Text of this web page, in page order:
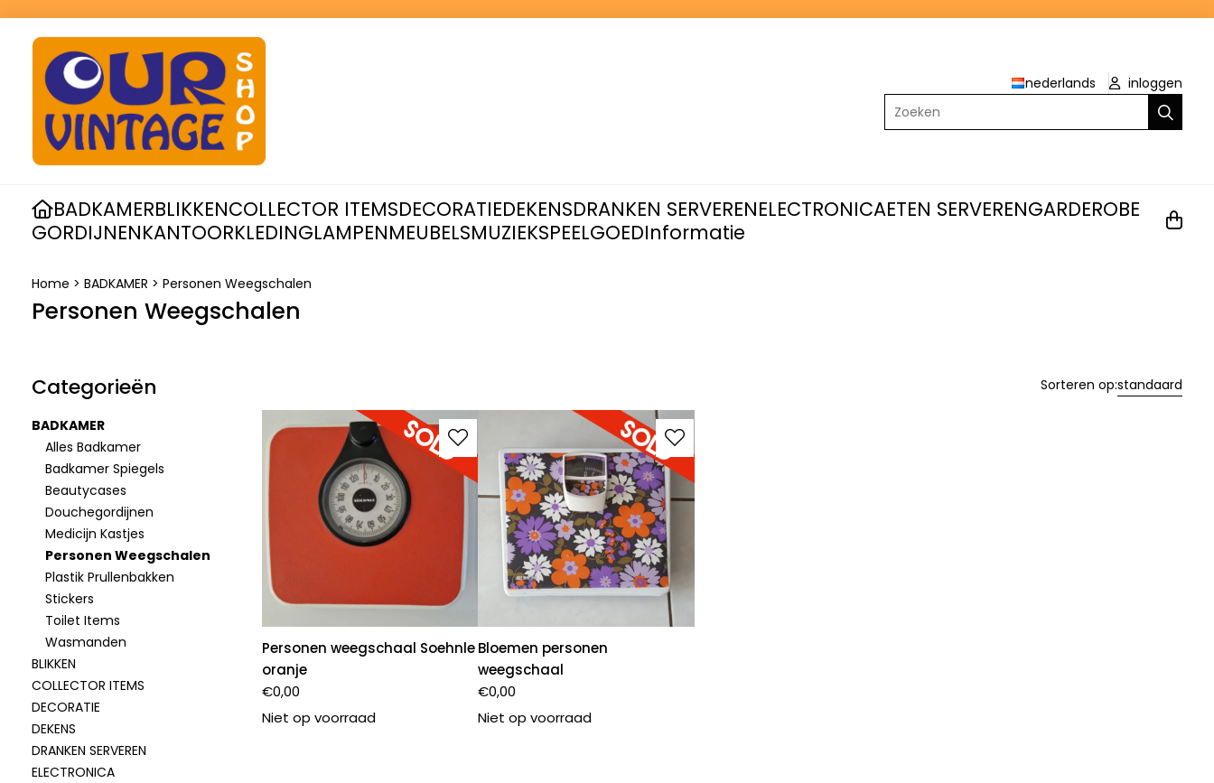
nederlands
inloggen
Zoeken
BADKAMERBLIKKENCOLLECTOR ITEMSDECORATIEDEKENSDRANKEN SERVERENELECTRONICAETEN SERVERENGARDEROBE
GORDIJNENKANTOORKLEDINGLAMPENMEUBELSMUZIEKSPEELGOEDInformatie
Home > BADKAMER > Personen Weegschalen
Personen Weegschalen
Categorieën
BADKAMER
Alles Badkamer
Badkamer Spiegels
Beautycases
Douchegordijnen
Medicijn Kastjes
Personen Weegschalen
Plastik Prullenbakken
Stickers
Toilet Items
Wasmanden
BLIKKEN
COLLECTOR ITEMS
DECORATIE
DEKENS
DRANKEN SERVEREN
ELECTRONICA
Sorteren op:standaard
Personen weegschaal Soehnle
oranje
€0,00
Niet op voorraad
Bloemen personen
weegschaal
€0,00
Niet op voorraad